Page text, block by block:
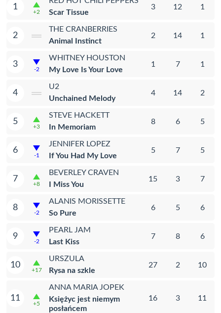
1
+2
Scar Tissue
3 12 1
2
THE CRANBERRIES
Animal Instinct
2 14 1
3
-2
WHITNEY HOUSTON
My Love Is Your Love
1 7 1
4
U2
Unchained Melody
4 14 2
5
+3
STEVE HACKETT
In Memoriam
8 6 5
6
-1
JENNIFER LOPEZ
If You Had My Love
5 7 5
7
+8
BEVERLEY CRAVEN
I Miss You
15 3 7
8
-2
ALANIS MORISSETTE
So Pure
6 5 6
9
-2
PEARL JAM
Last Kiss
7 8 6
10
+17
URSZULA
Rysa na szkle
27 2 10
11
+5
ANNA MARIA JOPEK
Księżyc jest niemym
posłańcem
16 3 11